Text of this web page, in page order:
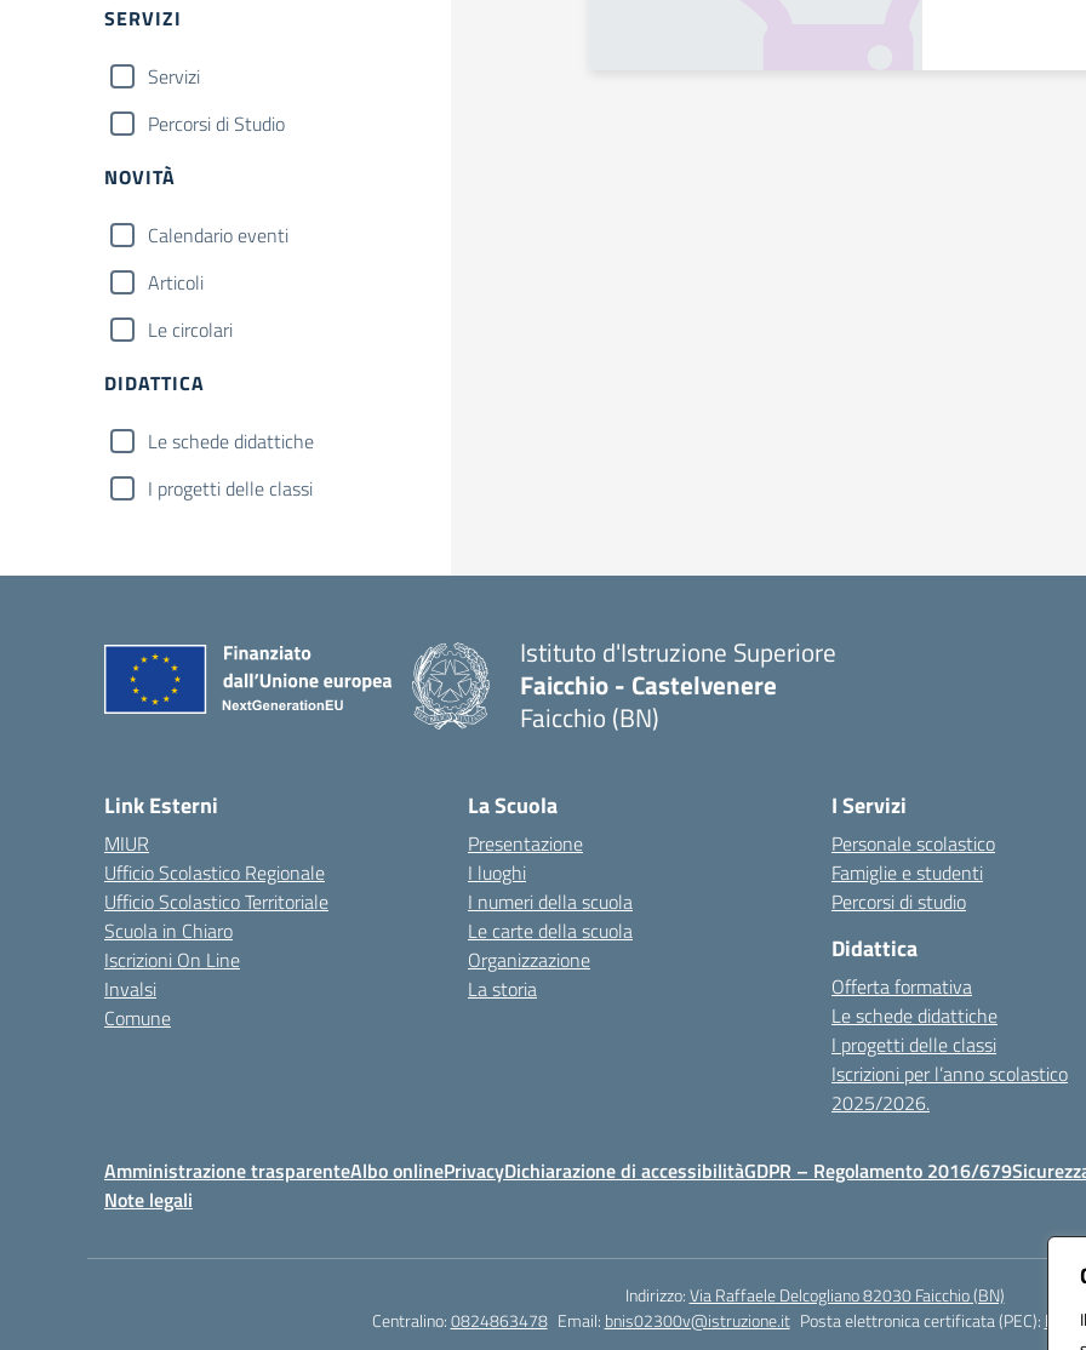
SERVIZI
Servizi
Percorsi di Studio
NOVITÀ
Calendario eventi
Articoli
Le circolari
DIDATTICA
Le schede didattiche
I progetti delle classi
Istituto d'Istruzione Superiore
Faicchio - Castelvenere
Faicchio (BN)
Link Esterni
MIUR
Ufficio Scolastico Regionale
Ufficio Scolastico Territoriale
Scuola in Chiaro
Iscrizioni On Line
Invalsi
Comune
La Scuola
Presentazione
I luoghi
I numeri della scuola
Le carte della scuola
Organizzazione
La storia
I Servizi
Personale scolastico
Famiglie e studenti
Percorsi di studio
Didattica
Offerta formativa
Le schede didattiche
I progetti delle classi
Iscrizioni per l’anno scolastico
2025/2026.
Amministrazione trasparenteAlbo onlinePrivacyDichiarazione di accessibilitàGDPR – Regolamento 2016/679
Note legali
Indirizzo:Via Raffaele Delcogliano 82030 Faicchio (BN)
Centralino:0824863478 Email: bnis02300v@istruzione.it Posta elettronica certificata (PEC):